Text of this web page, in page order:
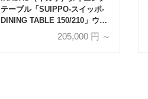
テーブル「SUIPPO-スイッポ-
DINING TABLE 150/210」ウォ
ールナット材 全2サイズ
205,000円 ～